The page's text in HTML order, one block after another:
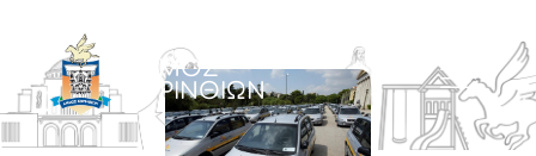
ΔΗΜΟΣ
ΚΟΡΙΝΘΙΩΝ